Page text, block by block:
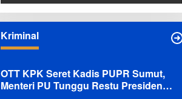
Kriminal
OTT KPK Seret Kadis PUPR Sumut,
Menteri PU Tunggu Restu Presiden